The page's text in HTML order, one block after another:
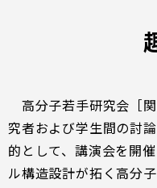
高分子若手研究会［
究者および学生間の討
的として、講演会を開
ル構造設計が拓く高分